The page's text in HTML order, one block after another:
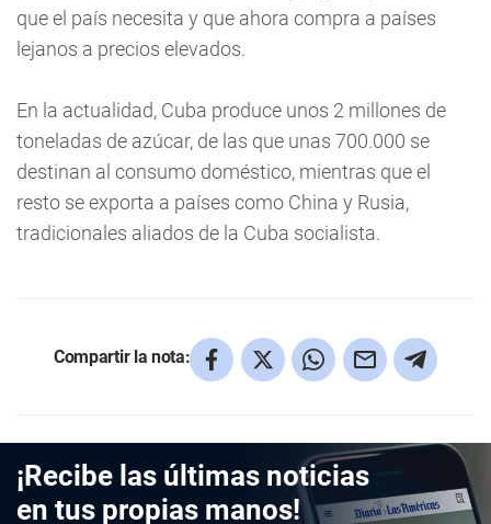
que el país necesita y que ahora compra a países
lejanos a precios elevados.
En la actualidad, Cuba produce unos 2 millones de
toneladas de azúcar, de las que unas 700.000 se
destinan al consumo doméstico, mientras que el
resto se exporta a países como China y Rusia,
tradicionales aliados de la Cuba socialista.
Compartir la nota:
¡Recibe las últimas noticias
en tus propias manos!